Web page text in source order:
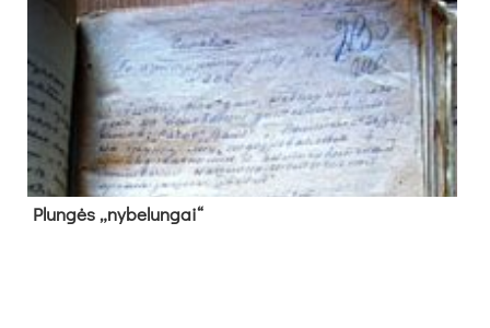
Plun­gės „ny­be­lun­gai“